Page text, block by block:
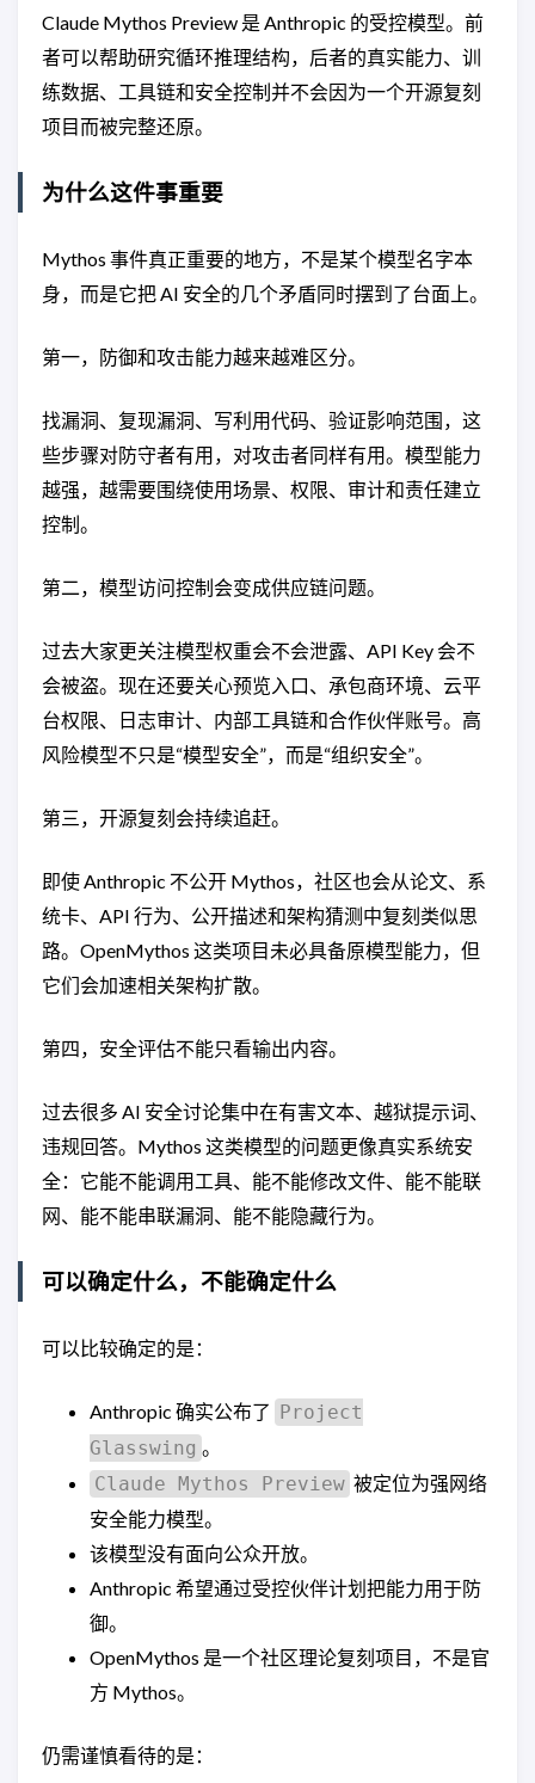
Claude Mythos Preview 是 Anthropic 的受控模型。前
者可以帮助研究循环推理结构，后者的真实能力、训
练数据、工具链和安全控制并不会因为一个开源复刻
项目而被完整还原。
为什么这件事重要
Mythos 事件真正重要的地方，不是某个模型名字本
身，而是它把 AI 安全的几个矛盾同时摆到了台面上。
第一，防御和攻击能力越来越难区分。
找漏洞、复现漏洞、写利用代码、验证影响范围，这
些步骤对防守者有用，对攻击者同样有用。模型能力
越强，越需要围绕使用场景、权限、审计和责任建立
控制。
第二，模型访问控制会变成供应链问题。
过去大家更关注模型权重会不会泄露、API Key 会不
会被盗。现在还要关心预览入口、承包商环境、云平
台权限、日志审计、内部工具链和合作伙伴账号。高
风险模型不只是“模型安全”，而是“组织安全”。
第三，开源复刻会持续追赶。
即使 Anthropic 不公开 Mythos，社区也会从论文、系
统卡、API 行为、公开描述和架构猜测中复刻类似思
路。OpenMythos 这类项目未必具备原模型能力，但
它们会加速相关架构扩散。
第四，安全评估不能只看输出内容。
过去很多 AI 安全讨论集中在有害文本、越狱提示词、
违规回答。Mythos 这类模型的问题更像真实系统安
全：它能不能调用工具、能不能修改文件、能不能联
网、能不能串联漏洞、能不能隐藏行为。
可以确定什么，不能确定什么
可以比较确定的是：
Anthropic 确实公布了 Project
Glasswing 。
Claude Mythos Preview 被定位为强网络
安全能力模型。
该模型没有面向公众开放。
Anthropic 希望通过受控伙伴计划把能力用于防
御。
OpenMythos 是一个社区理论复刻项目，不是官
方 Mythos。
仍需谨慎看待的是：